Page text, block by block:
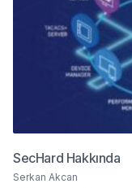
SecHard Hakkında
Serkan Akcan